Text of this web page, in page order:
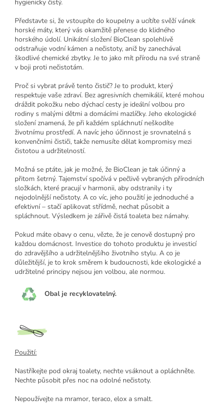
hygienicky čistý.
Představte si, že vstoupíte do koupelny a ucítíte svěží vánek
horské máty, který vás okamžitě přenese do klidného
horského údolí. Unikátní složení BioClean spolehlivě
odstraňuje vodní kámen a nečistoty, aniž by zanechával
škodlivé chemické zbytky. Je to jako mít přírodu na své straně
v boji proti nečistotám.
Proč si vybrat právě tento čistič? Je to produkt, který
respektuje vaše zdraví. Bez agresivních chemikálií, které mohou
dráždit pokožku nebo dýchací cesty je ideální volbou pro
rodiny s malými dětmi a domácími mazlíčky. Jeho ekologické
složení znamená, že při každém spláchnutí neškodíte
životnímu prostředí. A navíc jeho účinnost je srovnatelná s
konvenčními čističi, takže nemusíte dělat kompromisy mezi
čistotou a udržitelností.
Možná se ptáte, jak je možné, že BioClean je tak účinný a
přitom šetrný. Tajemství spočívá v pečlivě vybraných přírodních
složkách, které pracují v harmonii, aby odstranily i ty
nejodolnější nečistoty. A co víc, jeho použití je jednoduché a
efektivní – stačí aplikovat střídmě, nechat působit a
spláchnout. Výsledkem je zářivě čistá toaleta bez námahy.
Pokud máte obavy o cenu, vězte, že je cenově dostupný pro
každou domácnost. Investice do tohoto produktu je investicí
do zdravějšího a udržitelnějšího životního stylu. A co je
důležitější, je to krok směrem k budoucnosti, kde ekologické a
udržitelné principy nejsou jen volbou, ale normou.
Obal je recyklovatelný.
Použití:
Nastříkejte pod okraj toalety, nechte vsáknout a opláchněte.
Nechte působit přes noc na odolné nečistoty.
Nepoužívejte na mramor, teraco, elox a smalt.